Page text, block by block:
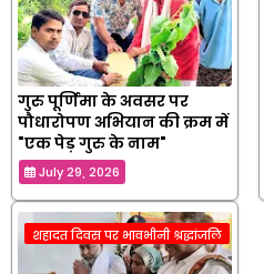
गुरु पूर्णिमा के अवसर पर
पौधारोपण अभियान की क्रम में
"एक पेड़ गुरु के नाम"
July 29, 2026
शहादत दिवस पर भावभीनी श्रद्धांजलि